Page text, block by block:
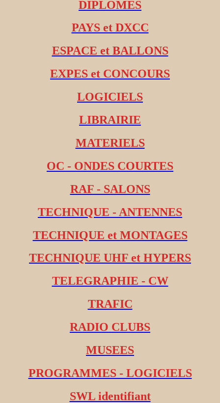
DIPLOMES
PAYS et DXCC
ESPACE et BALLONS
EXPES et CONCOURS
LOGICIELS
LIBRAIRIE
MATERIELS
OC - ONDES COURTES
RAF - SALONS
TECHNIQUE - ANTENNES
TECHNIQUE et MONTAGES
TECHNIQUE UHF et HYPERS
TELEGRAPHIE - CW
TRAFIC
RADIO CLUBS
MUSEES
PROGRAMMES - LOGICIELS
SWL identifiant